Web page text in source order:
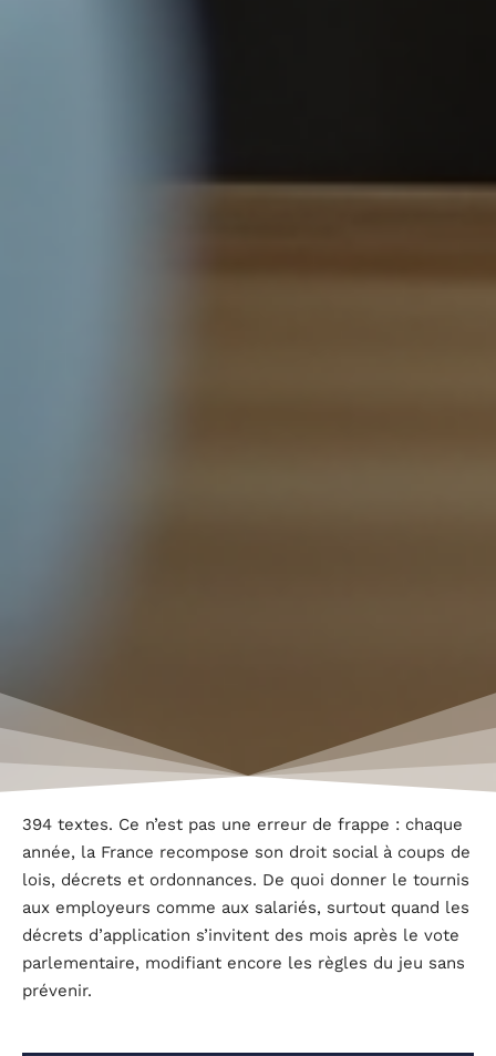
394 textes. Ce n’est pas une erreur de frappe : chaque
année, la France recompose son droit social à coups de
lois, décrets et ordonnances. De quoi donner le tournis
aux employeurs comme aux salariés, surtout quand les
décrets d’application s’invitent des mois après le vote
parlementaire, modifiant encore les règles du jeu sans
prévenir.